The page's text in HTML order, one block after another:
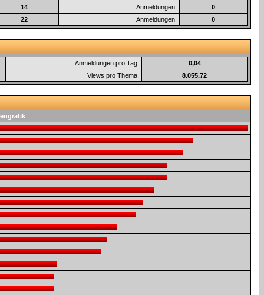
14 Anmeldungen:
0
22 Anmeldungen: 0
Anmeldungen pro Tag:
0,04
Views pro Thema: 8.055,72